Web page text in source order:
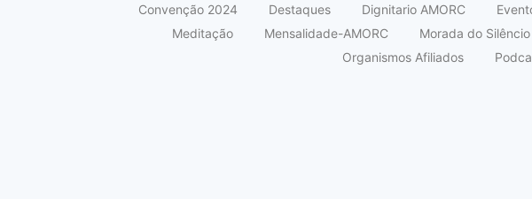
Convenção 2024
Destaques Dignitario AMORC
Meditação
Mensalidade-AMORC Morada do Silêncio
Organismos Afiliados